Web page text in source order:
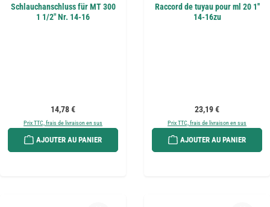
Schlauchanschluss für MT 300
1 1/2" Nr. 14-16
Prix régulier :
14,78 €
Prix TTC, frais de livraison en sus
AJOUTER AU PANIER
Raccord de tuyau pour ml 20 1''
14-16zu
Prix régulier :
23,19 €
Prix TTC, frais de livraison en sus
AJOUTER AU PANIER